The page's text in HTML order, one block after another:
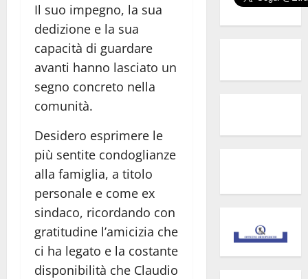
Il suo impegno, la sua
dedizione e la sua
capacità di guardare
avanti hanno lasciato un
segno concreto nella
comunità.
Desidero esprimere le
più sentite condoglianze
alla famiglia, a titolo
personale e come ex
sindaco, ricordando con
gratitudine l’amicizia che
ci ha legato e la costante
disponibilità che Claudio